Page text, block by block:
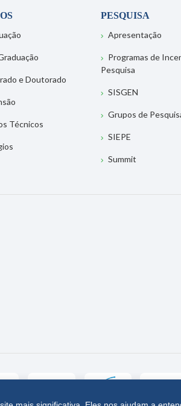
e Doutorado
Técnicos
PESQUISA
Apresentação
Programas de
Pesquisa
SISGEN
Grupos de
SIEPE
Summit